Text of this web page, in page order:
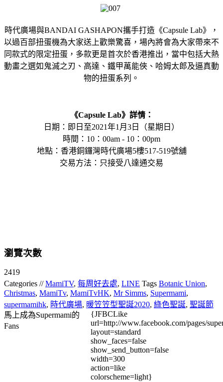
時代廣場與BANDAI GASHAPON攜手打造《Capsule Lab》，
以過百部扭蛋機為大家送上歡樂驚喜，場內將會為大家帶來不
同款式的限定扭蛋，多款更是首次於香港推出，當中包括大熱
動畫之選如鬼滅之刃、高達、鐵甲萬能俠、哈姆太郎及逼真動
物的扭蛋系列。
《Capsule Lab》詳情：
日期：即日至2021年1月3日（星期日）
時間：10：00am - 10：00pm
地點：香港銅鑼灣時代廣場5樓517-519號舖
交易方法：只接受八達通交易
瀏覽次數
2419
Categories //MamiTV, 每周好去處, LINE Tags Botanic Union,
Christmas, MamiTv, MamiTvHK, Mr Simms, Supermami,
supermamihk, 時代廣場, 暖笠笠型聖誕2020, 綠色聖誕, 聖誕節
馬上成為Supermami的
Fans
{JFBCLike
url=http://www.facebook.com/pages/
layout=standard
show_faces=false
show_send_button=false
width=300
action=like
colorscheme=light}